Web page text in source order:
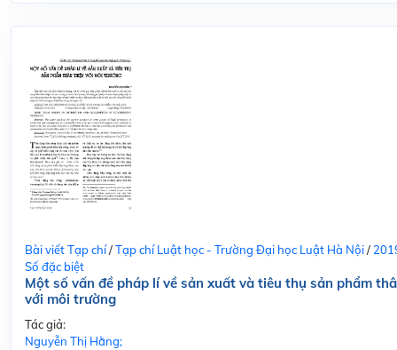
Bài viết Tạp chí/Tạp chí Luật học - Trường Đại học Luật Hà Nội/
Số đặc biệt
Một số vấn đề pháp lí về sản xuất và tiêu thụ sản phẩm
với môi trường
Tác giả:
Nguyễn Thị Hằng;